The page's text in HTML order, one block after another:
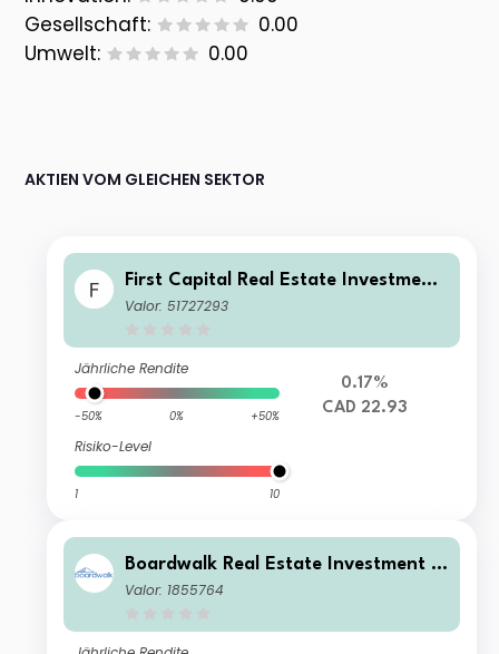
Gesellschaft:
0.00
Umwelt:
0.00
AKTIEN VOM GLEICHEN SEKTOR
First Capital Real Estate Investment
Trust
Valor: 51727293
Jährliche Rendite
-50% 0% +50%
Risiko-Level
1 10
0.17%
CAD 22.93
Boardwalk Real Estate Investment T
rust
Valor: 1855764